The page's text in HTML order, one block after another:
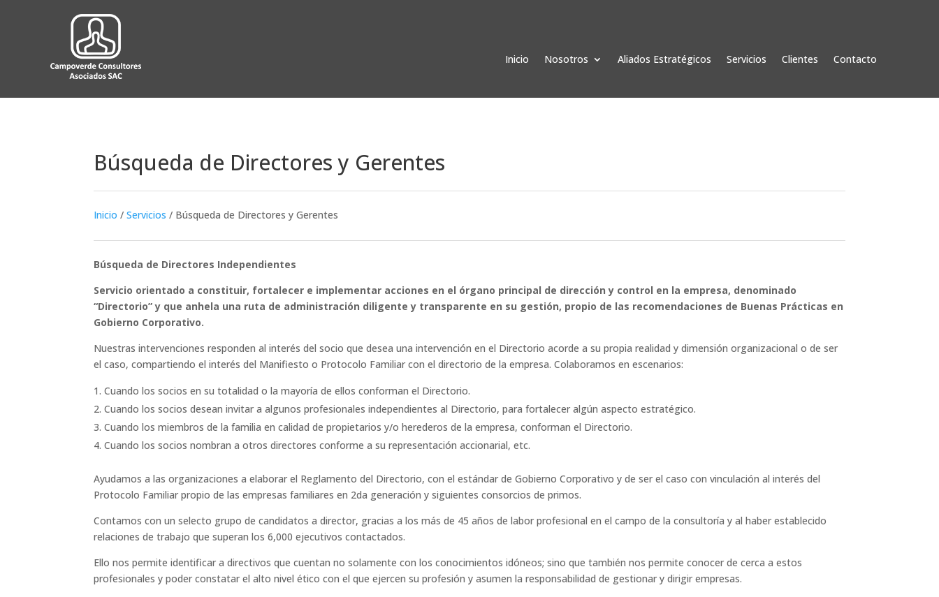
Inicio Nosotros Aliados Estratégicos Servicios Clientes Contacto
Búsqueda de Directores y Gerentes
Inicio /Servicios / Búsqueda de Directores y Gerentes
Búsqueda de Directores Independientes
Servicio orientado a constituir, fortalecer e implementar acciones en el órgano principal de dirección y control en la empresa, denominado
“Directorio” y que anhela una ruta de administración diligente y transparente en su gestión, propio de las recomendaciones de Buenas Prácticas en
Gobierno Corporativo.
Nuestras intervenciones responden al interés del socio que desea una intervención en el Directorio acorde a su propia realidad y dimensión organizacional o de ser
el caso, compartiendo el interés del Manifiesto o Protocolo Familiar con el directorio de la empresa. Colaboramos en escenarios:
Cuando los socios en su totalidad o la mayoría de ellos conforman el Directorio.
Cuando los socios desean invitar a algunos profesionales independientes al Directorio, para fortalecer algún aspecto estratégico.
Cuando los miembros de la familia en calidad de propietarios y/o herederos de la empresa, conforman el Directorio.
Cuando los socios nombran a otros directores conforme a su representación accionarial, etc.
Ayudamos a las organizaciones a elaborar el Reglamento del Directorio, con el estándar de Gobierno Corporativo y de ser el caso con vinculación al interés del
Protocolo Familiar propio de las empresas familiares en 2da generación y siguientes consorcios de primos.
Contamos con un selecto grupo de candidatos a director, gracias a los más de 45 años de labor profesional en el campo de la consultoría y al haber establecido
relaciones de trabajo que superan los 6,000 ejecutivos contactados.
Ello nos permite identificar a directivos que cuentan no solamente con los conocimientos idóneos; sino que también nos permite conocer de cerca a estos
profesionales y poder constatar el alto nivel ético con el que ejercen su profesión y asumen la responsabilidad de gestionar y dirigir empresas.